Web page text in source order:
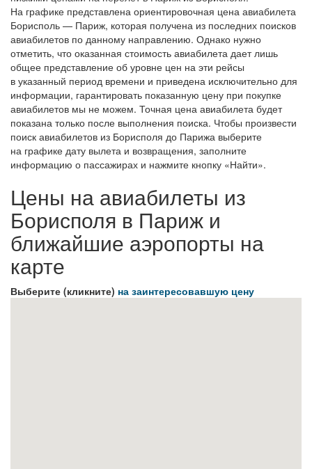
На графике представлена ориентировочная цена авиабилета
Борисполь — Париж, которая получена из последних поисков
авиабилетов по данному направлению. Однако нужно
отметить, что оказанная стоимость авиабилета дает лишь
общее представление об уровне цен на эти рейсы
в указанный период времени и приведена исключительно для
информации, гарантировать показанную цену при покупке
авиабилетов мы не можем. Точная цена авиабилета будет
показана только после выполнения поиска. Чтобы произвести
поиск авиабилетов из Борисполя до Парижа выберите
на графике дату вылета и возвращения, заполните
информацию о пассажирах и нажмите кнопку «Найти».
Цены на авиабилеты из
Борисполя в Париж и
ближайшие аэропорты на
карте
Выберите (кликните) на заинтересовавшую цену